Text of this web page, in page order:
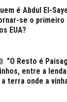
é Abdul El-
se o primeiro
EUA?
"O Resto é
entre a
a terra onde a